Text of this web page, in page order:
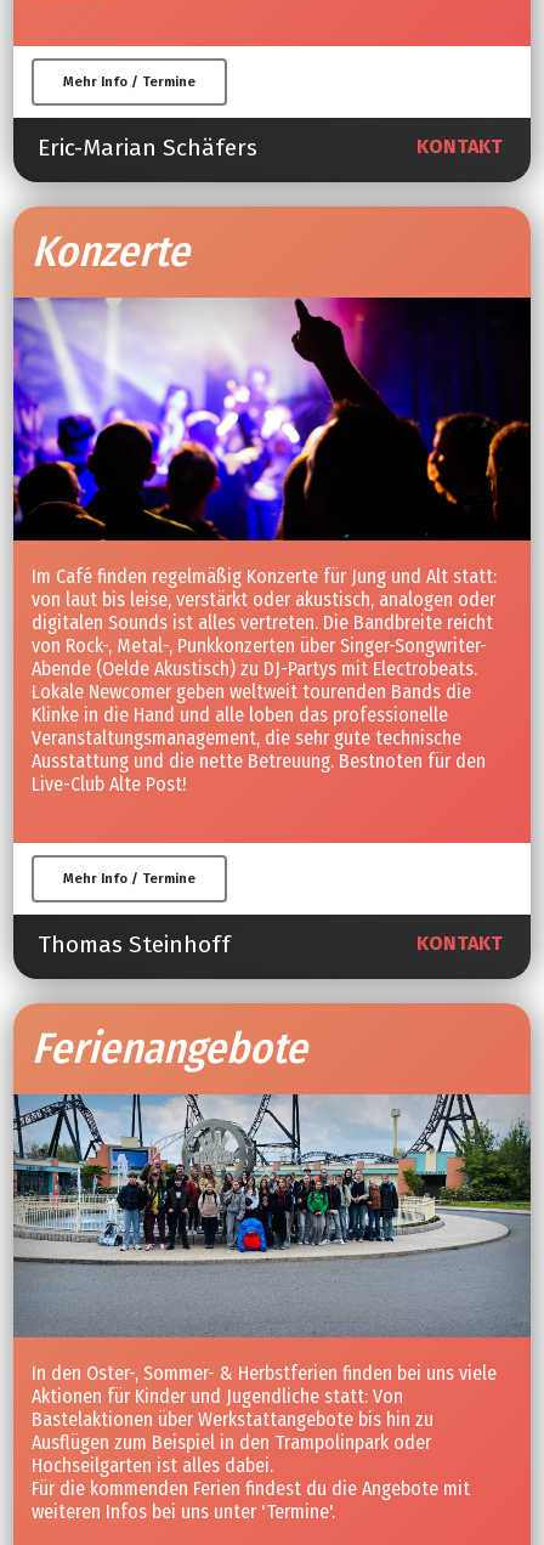
Mehr Info / Termine
Eric-Marian Schäfers KONTAKT
Konzerte
Im Café finden regelmäßig Konzerte für Jung und Alt statt:
von laut bis leise, verstärkt oder akustisch, analogen oder
digitalen Sounds ist alles vertreten. Die Bandbreite reicht
von Rock-, Metal-, Punkkonzerten über Singer-Songwriter-
Abende (Oelde Akustisch) zu DJ-Partys mit Electrobeats.
Lokale Newcomer geben weltweit tourenden Bands die
Klinke in die Hand und alle loben das professionelle
Veranstaltungsmanagement, die sehr gute technische
Ausstattung und die nette Betreuung. Bestnoten für den
Live-Club Alte Post!
Mehr Info / Termine
Thomas Steinhoff KONTAKT
Ferienangebote
In den Oster-, Sommer- & Herbstferien finden bei uns viele
Aktionen für Kinder und Jugendliche statt: Von
Bastelaktionen über Werkstattangebote bis hin zu
Ausflügen zum Beispiel in den Trampolinpark oder
Hochseilgarten ist alles dabei.
Für die kommenden Ferien findest du die Angebote mit
weiteren Infos bei uns unter 'Termine'.